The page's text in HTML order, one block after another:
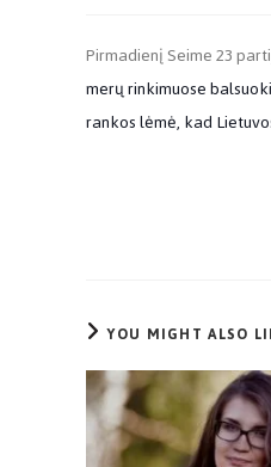
Pirmadienį Seime 23
merų rinkimuose
rankos lėmė, kad
YOU MIGHT ALSO